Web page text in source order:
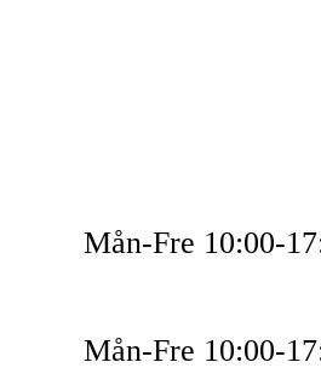
Mån-Fre 10:00-
Mån-Fre 10:00-